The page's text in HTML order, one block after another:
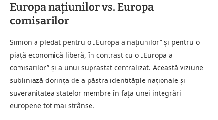
Europa națiunilor vs. Europa
comisarilor
Simion a pledat pentru o „Europa a națiunilor” și pentru o
piață economică liberă, în contrast cu o „Europa a
comisarilor” și a unui suprastat centralizat. Această viziune
subliniază dorința de a păstra identitățile naționale și
suveranitatea statelor membre în fața unei integrări
europene tot mai strânse.